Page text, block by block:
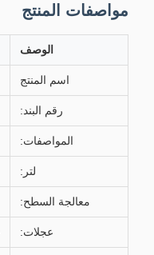
مواصفات المنتج
الوصف
اسم المنتج
رقم البند:
المواصفات:
لتر:
معالجة السطح:
عجلات: